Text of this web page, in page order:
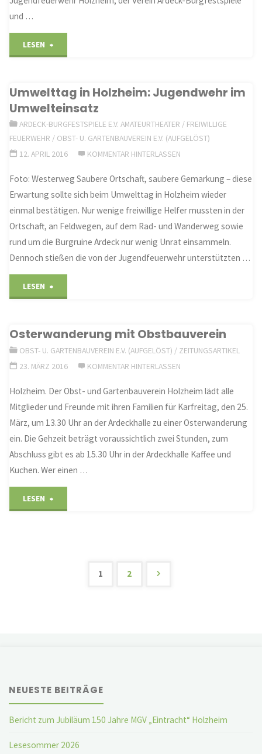
und …
LESEN
immer
Umwelttag in Holzheim: Jugendwehr im
Umwelteinsatz
ARDECK-BURGFESTSPIELE E.V. AMATEURTHEATER / FREIWILLIGE
FEUERWEHR / OBST- U. GARTENBAUVEREIN E.V. (AUFGELÖST)
12. APRIL 2016
KOMMENTAR HINTERLASSEN
Foto: Westerweg Saubere Ortschaft, saubere Gemarkung – diese
Erwartung sollte sich beim Umwelttag in Holzheim wieder
einmal bestätigen. Nur wenige freiwillige Helfer mussten in der
Ortschaft, an Feldwegen, auf dem Rad- und Wanderweg sowie
rund um die Burgruine Ardeck nur wenig Unrat einsammeln.
Dennoch stießen die von der Jugendfeuerwehr unterstützten …
LESEN
Holzheim:
Umwelteinsatz"
Osterwanderung mit Obstbauverein
OBST- U. GARTENBAUVEREIN E.V. (AUFGELÖST) / ZEITUNGSARTIKEL
23. MÄRZ 2016
KOMMENTAR HINTERLASSEN
Holzheim. Der Obst- und Gartenbauverein Holzheim lädt alle
Mitglieder und Freunde mit ihren Familien für Karfreitag, den 25.
März, um 13.30 Uhr an der Ardeckhalle zu einer Osterwanderung
ein. Die Gehzeit beträgt voraussichtlich zwei Stunden, zum
Abschluss gibt es ab 15.30 Uhr in der Ardeckhalle Kaffee und
Kuchen. Wer einen …
LESEN
1 2
NEUESTE BEITRÄGE
Bericht zum Jubiläum 150 Jahre MGV „Eintracht“ Holzheim
Lesesommer 2026